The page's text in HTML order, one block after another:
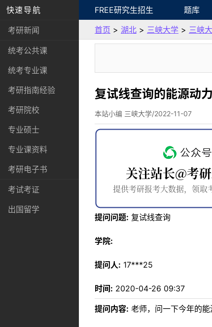
快速导航
考研新闻
统考公共课
统考专业课
考研指南经验
考研院校
专业硕士
专业课资料
考研电子书
考试考证
出国留学
FREE研究生招生 题库
首页 > 湖北 > 三峡大学 > 三峡
复试线查询的能源动
本站小编 三峡大学/2022-11-07
提问问题: 复试线查询
学院:
提问人: 17***25
时间: 2020-04-26 09:37
提问内容: 老师，问一下今年的能